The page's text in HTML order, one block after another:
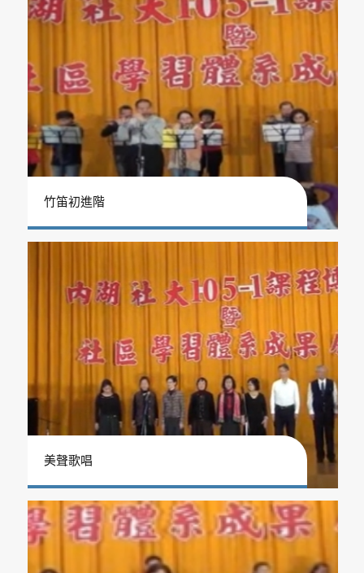
竹笛初進階
美聲歌唱